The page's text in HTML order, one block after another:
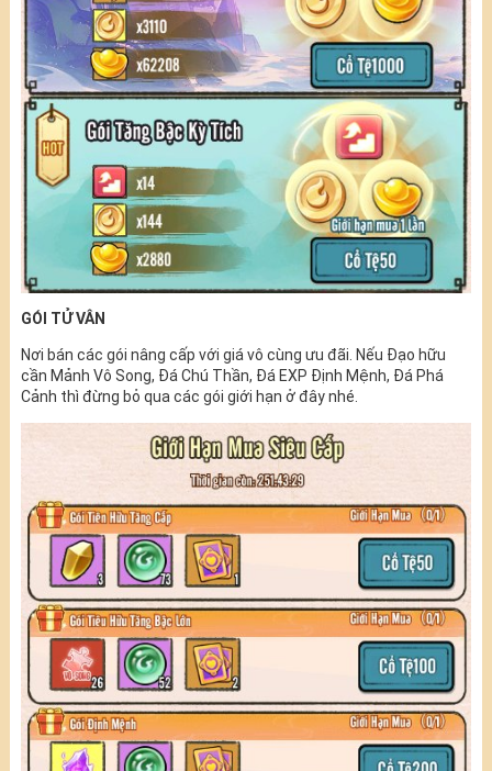
GÓI TỬ VÂN
Nơi bán các gói nâng cấp với giá vô cùng ưu đãi. Nếu Đạo hữu
cần Mảnh Vô Song, Đá Chú Thần, Đá EXP Định Mệnh, Đá Phá
Cảnh thì đừng bỏ qua các gói giới hạn ở đây nhé.